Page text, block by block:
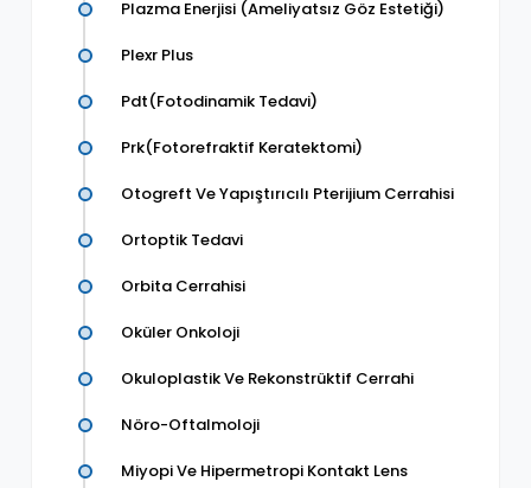
Plazma Enerjisi (Ameliyatsız Göz Estetiği)
Plexr Plus
Pdt(Fotodinamik Tedavi)
Prk(Fotorefraktif Keratektomi)
Otogreft Ve Yapıştırıcılı Pterijium Cerrahisi
Ortoptik Tedavi
Orbita Cerrahisi
Oküler Onkoloji
Okuloplastik Ve Rekonstrüktif Cerrahi
Nöro-Oftalmoloji
Miyopi Ve Hipermetropi Kontakt Lens